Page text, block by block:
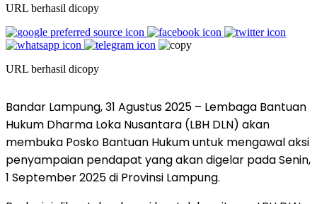
URL berhasil dicopy
URL berhasil dicopy
Bandar Lampung, 31 Agustus 2025 – Lembaga Bantuan
Hukum Dharma Loka Nusantara (LBH DLN) akan
membuka Posko Bantuan Hukum untuk mengawal aksi
penyampaian pendapat yang akan digelar pada Senin,
1 September 2025 di Provinsi Lampung.